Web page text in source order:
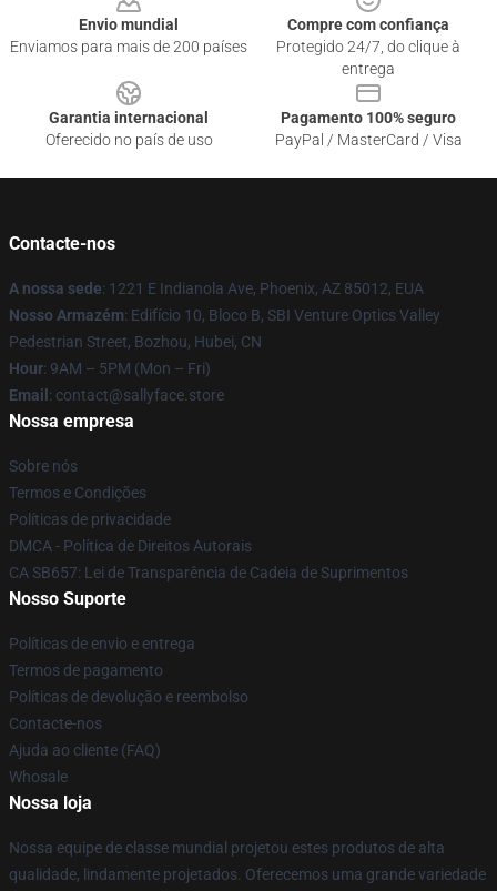
Envio mundial
Enviamos para mais de 200 países
Compre com confiança
Protegido 24/7, do clique à
entrega
Garantia internacional
Oferecido no país de uso
Pagamento 100% seguro
PayPal / MasterCard / Visa
Contacte-nos
A nossa sede: 1221 E Indianola Ave, Phoenix, AZ 85012, EUA
Nosso Armazém: Edifício 10, Bloco B, SBI Venture Optics Valley
Pedestrian Street, Bozhou, Hubei, CN
Hour: 9AM – 5PM (Mon – Fri)
Email : contact@sallyface.store
Nossa empresa
Sobre nós
Termos e Condições
Políticas de privacidade
DMCA - Política de Direitos Autorais
CA SB657: Lei de Transparência de Cadeia de Suprimentos
Nosso Suporte
Políticas de envio e entrega
Termos de pagamento
Políticas de devolução e reembolso
Contacte-nos
Ajuda ao cliente (FAQ)
Whosale
Nossa loja
Nossa equipe de classe mundial projetou estes produtos de alta
qualidade, lindamente projetados. Oferecemos uma grande variedade